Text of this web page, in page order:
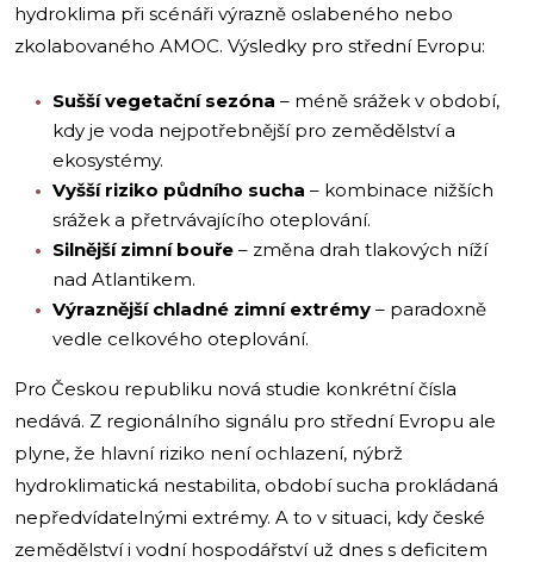
hydroklima při scénáři výrazně oslabeného nebo
zkolabovaného AMOC. Výsledky pro střední Evropu:
Sušší vegetační sezóna – méně srážek v období,
kdy je voda nejpotřebnější pro zemědělství a
ekosystémy.
Vyšší riziko půdního sucha – kombinace nižších
srážek a přetrvávajícího oteplování.
Silnější zimní bouře – změna drah tlakových níží
nad Atlantikem.
Výraznější chladné zimní extrémy – paradoxně
vedle celkového oteplování.
Pro Českou republiku nová studie konkrétní čísla
nedává. Z regionálního signálu pro střední Evropu ale
plyne, že hlavní riziko není ochlazení, nýbrž
hydroklimatická nestabilita, období sucha prokládaná
nepředvídatelnými extrémy. A to v situaci, kdy české
zemědělství i vodní hospodářství už dnes s deficitem